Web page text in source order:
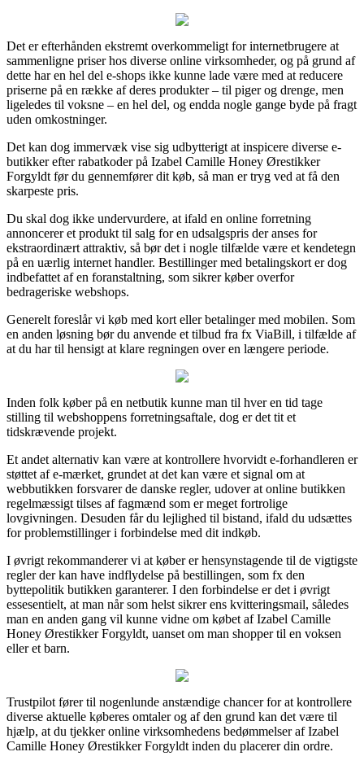
Det er efterhånden ekstremt overkommeligt for internetbrugere at
sammenligne priser hos diverse online virksomheder, og på grund af
dette har en hel del e-shops ikke kunne lade være med at reducere
priserne på en række af deres produkter – til piger og drenge, men
ligeledes til voksne – en hel del, og endda nogle gange byde på fragt
uden omkostninger.
Det kan dog immervæk vise sig udbytterigt at inspicere diverse e-
butikker efter rabatkoder på Izabel Camille Honey Ørestikker
Forgyldt før du gennemfører dit køb, så man er tryg ved at få den
skarpeste pris.
Du skal dog ikke undervurdere, at ifald en online forretning
annoncerer et produkt til salg for en udsalgspris der anses for
ekstraordinært attraktiv, så bør det i nogle tilfælde være et kendetegn
på en uærlig internet handler. Bestillinger med betalingskort er dog
indbefattet af en foranstaltning, som sikrer køber overfor
bedrageriske webshops.
Generelt foreslår vi køb med kort eller betalinger med mobilen. Som
en anden løsning bør du anvende et tilbud fra fx ViaBill, i tilfælde af
at du har til hensigt at klare regningen over en længere periode.
Inden folk køber på en netbutik kunne man til hver en tid tage
stilling til webshoppens forretningsaftale, dog er det tit et
tidskrævende projekt.
Et andet alternativ kan være at kontrollere hvorvidt e-forhandleren er
støttet af e-mærket, grundet at det kan være et signal om at
webbutikken forsvarer de danske regler, udover at online butikken
regelmæssigt tilses af fagmænd som er meget fortrolige
lovgivningen. Desuden får du lejlighed til bistand, ifald du udsættes
for problemstillinger i forbindelse med dit indkøb.
I øvrigt rekommanderer vi at køber er hensynstagende til de vigtigste
regler der kan have indflydelse på bestillingen, som fx den
byttepolitik butikken garanterer. I den forbindelse er det i øvrigt
essesentielt, at man når som helst sikrer ens kvitteringsmail, således
man en anden gang vil kunne vidne om købet af Izabel Camille
Honey Ørestikker Forgyldt, uanset om man shopper til en voksen
eller et barn.
Trustpilot fører til nogenlunde anstændige chancer for at kontrollere
diverse aktuelle køberes omtaler og af den grund kan det være til
hjælp, at du tjekker online virksomhedens bedømmelser af Izabel
Camille Honey Ørestikker Forgyldt inden du placerer din ordre.